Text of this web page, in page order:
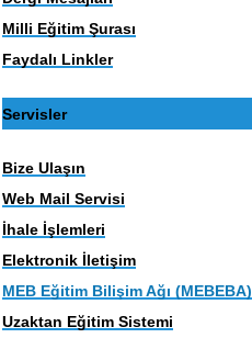
Milli Eğitim Şurası
Faydalı Linkler
Servisler
Bize Ulaşın
Web Mail Servisi
İhale İşlemleri
Elektronik İletişim
MEB Eğitim Bilişim Ağı (MEBEBA)
Uzaktan Eğitim Sistemi